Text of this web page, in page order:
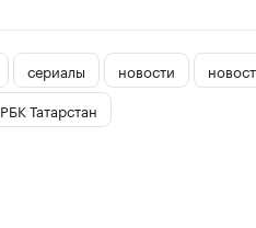
сериалы новости
РБК Татарстан